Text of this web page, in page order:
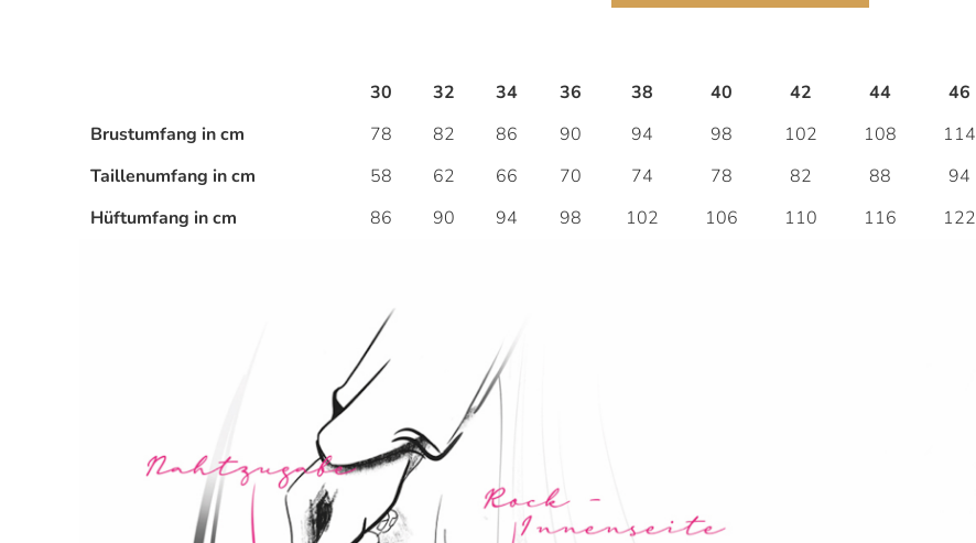
30 32 34 36 38 40 42 44 46
Brustumfang in cm
78 82 86 90 94 98 102 108 114
Taillenumfang in cm
58 62 66 70 74 78 82 88 94
Hüftumfang in cm
86 90 94 98 102 106 110 116 122